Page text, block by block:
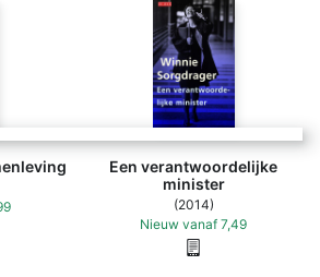
Een verantwoordelijke
minister
(2014)
Nieuw vanaf 7,49